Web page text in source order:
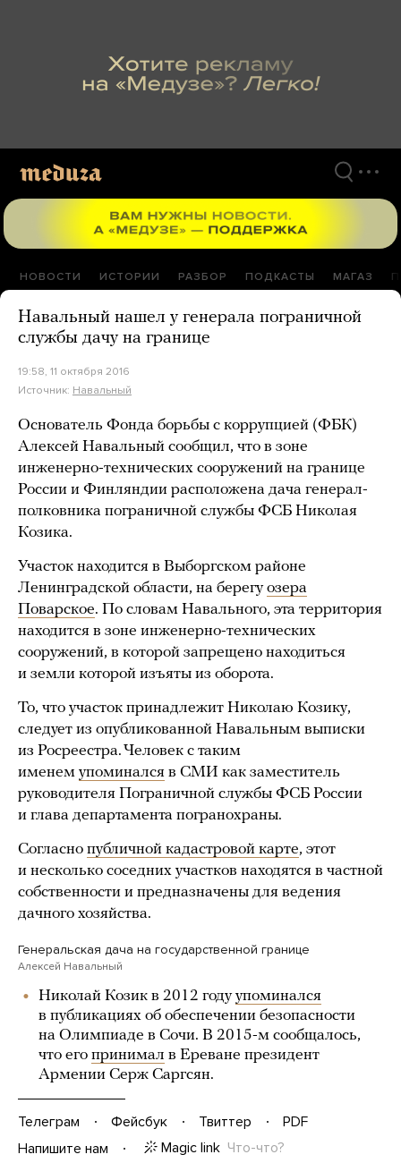
НОВОСТИ ИСТОРИИ РАЗБОР ПОДКАСТЫ МАГАЗ
Навальный нашел у генерала пограничной
службы дачу на границе
19:58, 11 октября 2016
Источник: Навальный
Основатель Фонда борьбы с коррупцией (ФБК)
Алексей Навальный сообщил, что в зоне
инженерно-технических сооружений на границе
России и Финляндии расположена дача генерал-
полковника пограничной службы ФСБ Николая
Козика.
Участок находится в Выборгском районе
Ленинградской области, на берегуозера
Поварское. По словам Навального, эта территория
находится в зоне инженерно-технических
сооружений, в которой запрещено находиться
и земли которой изъяты из оборота.
То, что участок принадлежит Николаю Козику,
следует из опубликованной Навальным выписки
из Росреестра. Человек с таким
именем упоминался в СМИ как заместитель
руководителя Пограничной службы ФСБ России
и глава департамента погранохраны.
Согласно публичной кадастровой карте, этот
и несколько соседних участков находятся в частной
собственности и предназначены для ведения
дачного хозяйства.
Генеральская дача на государственной границе
Алексей Навальный
Николай Козик в 2012 годуупоминался
в публикациях об обеспечении безопасности
на Олимпиаде в Сочи. В 2015-м сообщалось,
что его принимал в Ереване президент
Армении Серж Саргсян.
Телеграм Фейсбук Твиттер
PDF
Напишите нам
Magic link Что-что?